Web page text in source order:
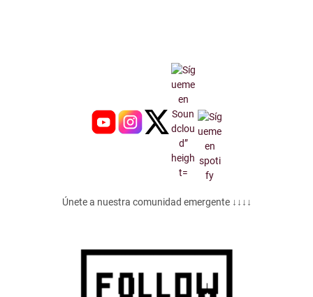
Únete a nuestra comunidad emergente ↓↓↓↓